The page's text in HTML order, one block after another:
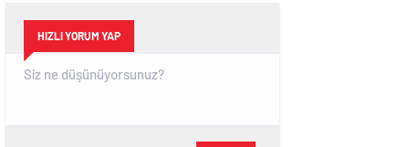
HIZLI YORUM YAP